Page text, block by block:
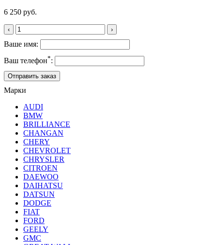
6 250 руб.
‹ ›
Ваше имя:
Ваш телефон*:
Марки
AUDI
BMW
BRILLIANCE
CHANGAN
CHERY
CHEVROLET
CHRYSLER
CITROEN
DAEWOO
DAIHATSU
DATSUN
DODGE
FIAT
FORD
GEELY
GMC